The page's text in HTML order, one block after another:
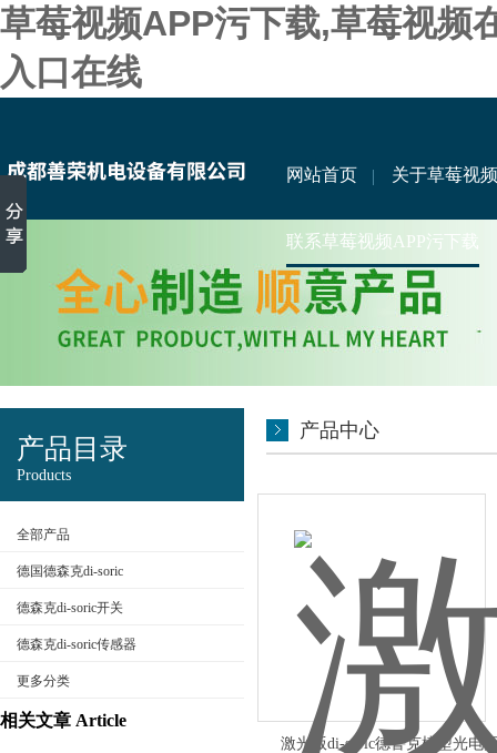
草莓视频APP污下载,草莓视频
入口在线
网站首页 关于草莓视
联系草莓视频APP污下载
产品目录
Products
全部产品
德国德森克di-soric
德森克di-soric开关
德森克di-soric传感器
更多分类
相关文章 Article
产品中心
激光版di-soric德鲁克槽型光电